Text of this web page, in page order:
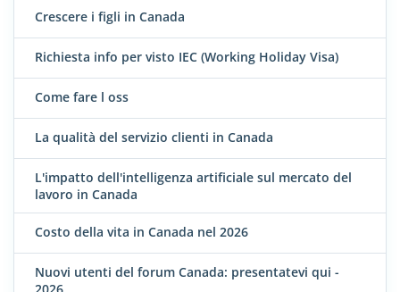
Crescere i figli in Canada
Richiesta info per visto IEC (Working Holiday Visa)
Come fare l oss
La qualità del servizio clienti in Canada
L'impatto dell'intelligenza artificiale sul mercato del
lavoro in Canada
Costo della vita in Canada nel 2026
Nuovi utenti del forum Canada: presentatevi qui -